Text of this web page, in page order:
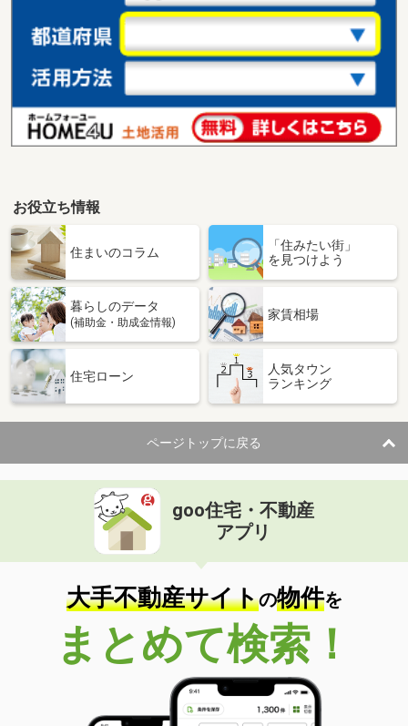
お役立ち情報
住まいのコラム
「住みたい街」
を見つけよう
暮らしのデータ
(補助金・助成金情報)
家賃相場
住宅ローン
人気タウン
ランキング
ページトップに戻る
goo住宅・不動産
アプリ
大手不動産サイトの物件を
まとめて検索！